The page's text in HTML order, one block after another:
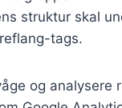
struktur skal
tags.
og analysere